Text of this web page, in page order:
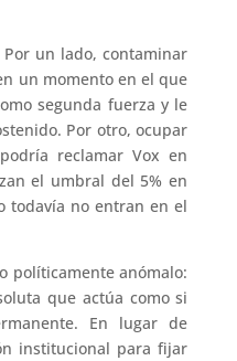
un lado, contaminar
un momento en el que
segunda fuerza y le
Por otro, ocupar
reclamar Vox en
el umbral del 5% en
todavía no entran en el
políticamente anómalo:
que actúa como si
En lugar de
institucional para fijar